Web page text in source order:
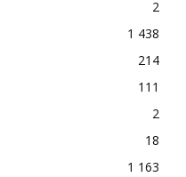
2
1 438
214
111
2
18
1 163